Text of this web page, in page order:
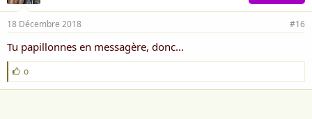
18 Décembre 2018 #16
Tu papillonnes en messagère, donc...
J
'
a
o